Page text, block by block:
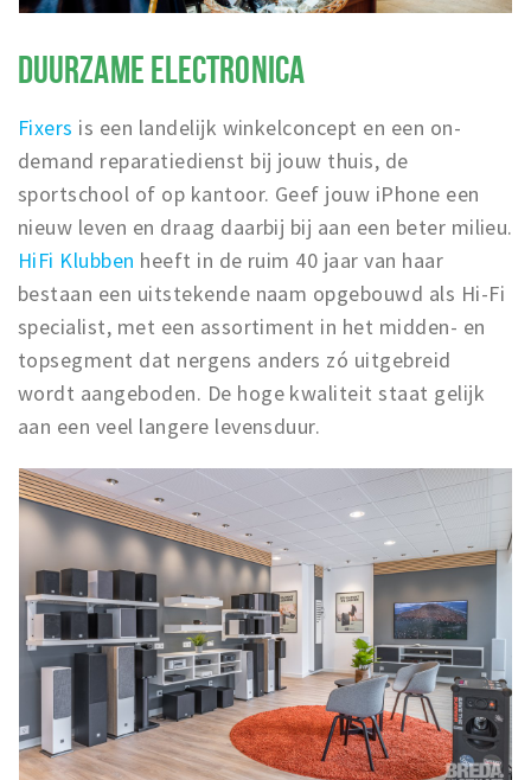
DUURZAME ELECTRONICA
Fixers is een landelijk winkelconcept en een on-
demand reparatiedienst bij jouw thuis, de
sportschool of op kantoor. Geef jouw iPhone een
nieuw leven en draag daarbij bij aan een beter milieu.
HiFi Klubben heeft in de ruim 40 jaar van haar
bestaan een uitstekende naam opgebouwd als Hi-Fi
specialist, met een assortiment in het midden- en
topsegment dat nergens anders zó uitgebreid
wordt aangeboden. De hoge kwaliteit staat gelijk
aan een veel langere levensduur.